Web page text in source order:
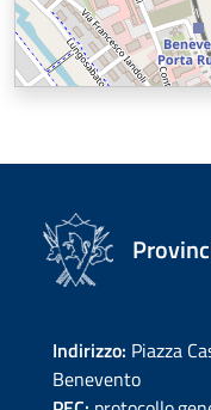
Indirizzo: Piazza
Benevento